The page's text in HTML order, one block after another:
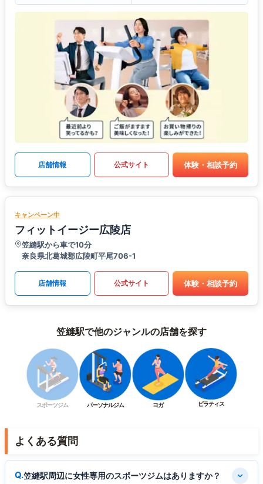
店舗情報 公式サイト 体験・相談予約
キャンペーン中
フィットイージー広陵店
笠縫駅から車で10分
奈良県北葛城郡広陵町平尾706-1
店舗情報 公式サイト 体験・相談予約
笠縫駅で他のジャンルの店舗を探す
スポーツジム パーソナルジム ヨガ ピラティス
よくある質問
笠縫駅周辺に女性専用のスポーツジムはありますか？